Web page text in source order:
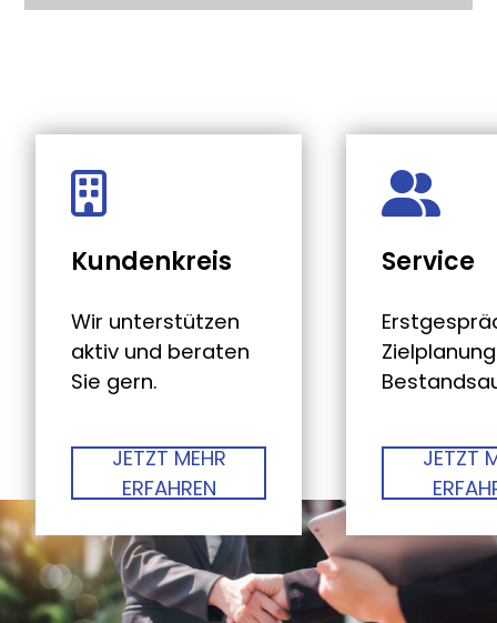
Kundenkreis
Wir unterstützen
aktiv und beraten
Sie gern.
JETZT MEHR
ERFAHREN
Service
JETZT